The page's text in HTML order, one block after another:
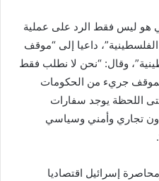
هو ليس فقط الرد على عملية
الفلسطينية”، داعيا إلى “موقف
وقال: “نحن لا نطلب فقط
بموقف جريء من الحكومات
حتى اللحظة يوجد سفارات
تجاري وأمني وسياسي
إسرائيل اقتصاديا